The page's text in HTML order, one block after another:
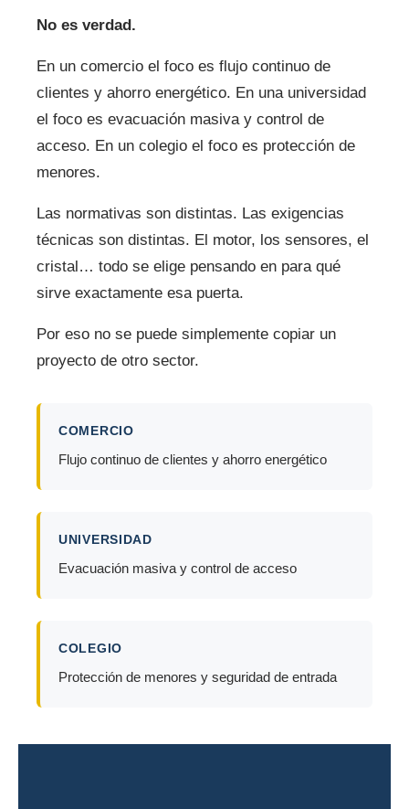
No es verdad.
En un comercio el foco es flujo continuo de
clientes y ahorro energético. En una universidad
el foco es evacuación masiva y control de
acceso. En un colegio el foco es protección de
menores.
Las normativas son distintas. Las exigencias
técnicas son distintas. El motor, los sensores, el
cristal… todo se elige pensando en para qué
sirve exactamente esa puerta.
Por eso no se puede simplemente copiar un
proyecto de otro sector.
COMERCIO
Flujo continuo de clientes y ahorro energético
UNIVERSIDAD
Evacuación masiva y control de acceso
COLEGIO
Protección de menores y seguridad de entrada